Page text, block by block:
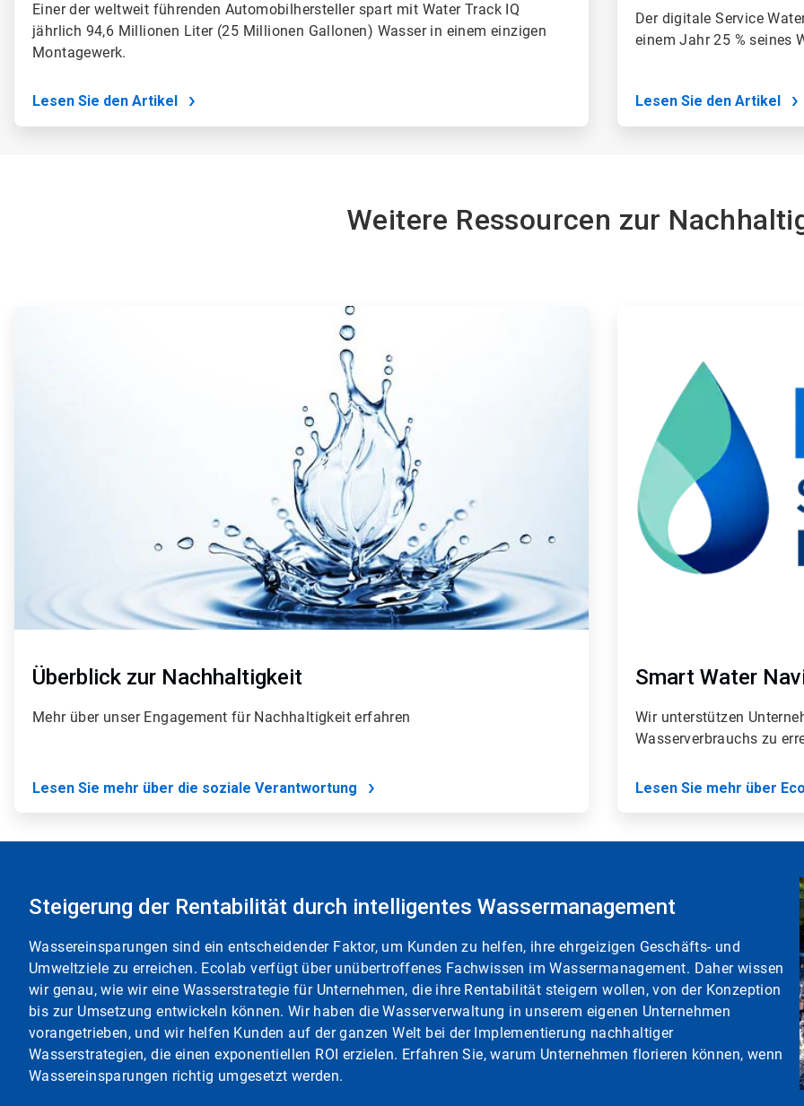
Einer der weltweit führenden Automobilhersteller spart mit Water Track IQ
jährlich 94,6 Millionen Liter (25 Millionen Gallonen) Wasser in einem einzigen
Montagewerk.
Lesen Sie den Artikel
Der digitale Service
einem Jahr 25 % seines
Lesen Sie den Artikel
Weitere Ressourcen zur
Überblick zur Nachhaltigkeit
Mehr über unser Engagement für Nachhaltigkeit erfahren
Lesen Sie mehr über die soziale Verantwortung
Smart Water
Wir unterstützen
Wasserverbrauchs zu
Lesen Sie mehr über
Steigerung der Rentabilität durch intelligentes Wassermanagement
Wassereinsparungen sind ein entscheidender Faktor, um Kunden zu helfen, ihre ehrgeizigen Geschäfts- und
Umweltziele zu erreichen. Ecolab verfügt über unübertroffenes Fachwissen im Wassermanagement. Daher wissen
wir genau, wie wir eine Wasserstrategie für Unternehmen, die ihre Rentabilität steigern wollen, von der Konzeption
bis zur Umsetzung entwickeln können. Wir haben die Wasserverwaltung in unserem eigenen Unternehmen
vorangetrieben, und wir helfen Kunden auf der ganzen Welt bei der Implementierung nachhaltiger
Wasserstrategien, die einen exponentiellen ROI erzielen. Erfahren Sie, warum Unternehmen florieren können, wenn
Wassereinsparungen richtig umgesetzt werden.